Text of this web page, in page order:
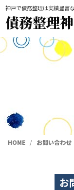
神戸で債務整理は実績豊富
債務整理
HOME お問い合わせ
お